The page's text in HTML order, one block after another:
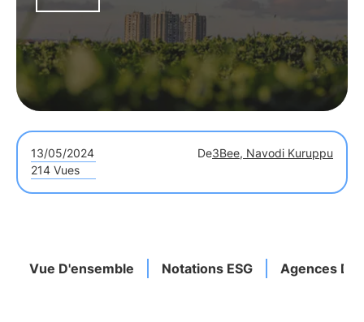
suivre dans l'ère post-Brexit.
13/05/2024 De3Bee, Navodi Kuruppu
214 Vues
Vue D'ensemble Notations ESG Agences De